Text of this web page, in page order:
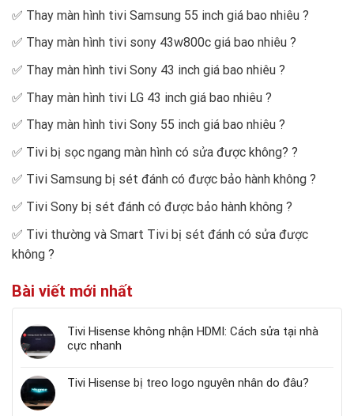
✅ Thay màn hình tivi Samsung 55 inch giá bao nhiêu ?
✅ Thay màn hình tivi sony 43w800c giá bao nhiêu ?
✅ Thay màn hình tivi Sony 43 inch giá bao nhiêu ?
✅ Thay màn hình tivi LG 43 inch giá bao nhiêu ?
✅ Thay màn hình tivi Sony 55 inch giá bao nhiêu ?
✅ Tivi bị sọc ngang màn hình có sửa được không? ?
✅ Tivi Samsung bị sét đánh có được bảo hành không ?
✅ Tivi Sony bị sét đánh có được bảo hành không ?
✅ Tivi thường và Smart Tivi bị sét đánh có sửa được
không ?
Bài viết mới nhất
Tivi Hisense không nhận HDMI: Cách sửa tại nhà
cực nhanh
Tivi Hisense bị treo logo nguyên nhân do đâu?